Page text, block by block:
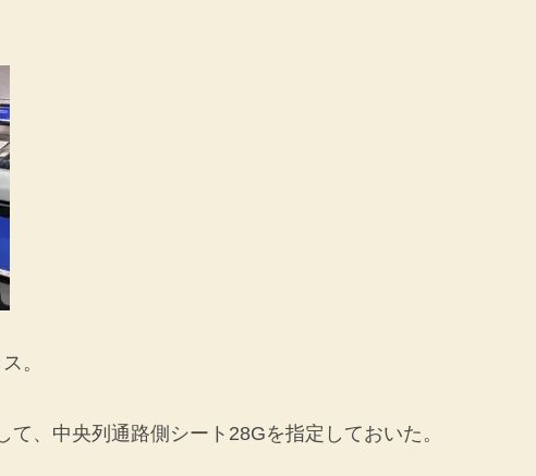
。
、中央列通路側シート28Gを指定しておいた。